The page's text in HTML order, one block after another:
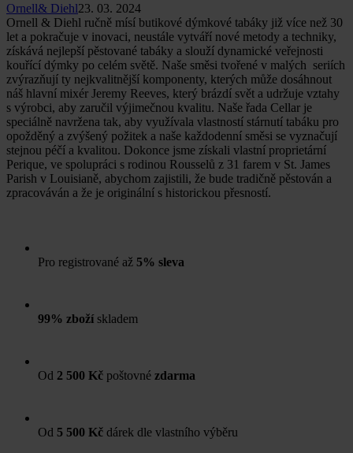
Ornell& Diehl23. 03. 2024
Ornell & Diehl ručně mísí butikové dýmkové tabáky již více než 30
let a pokračuje v inovaci, neustále vytváří nové metody a techniky,
získává nejlepší pěstované tabáky a slouží dynamické veřejnosti
kouřící dýmky po celém světě. Naše směsi tvořené v malých seriích
zvýrazňují ty nejkvalitnější komponenty, kterých může dosáhnout
náš hlavní mixér Jeremy Reeves, který brázdí svět a udržuje vztahy
s výrobci, aby zaručil výjimečnou kvalitu. Naše řada Cellar je
speciálně navržena tak, aby využívala vlastností stárnutí tabáku pro
opožděný a zvýšený požitek a naše každodenní směsi se vyznačují
stejnou péčí a kvalitou. Dokonce jsme získali vlastní proprietární
Perique, ve spolupráci s rodinou Rousselů z 31 farem v St. James
Parish v Louisianě, abychom zajistili, že bude tradičně pěstován a
zpracováván a že je originální s historickou přesností.
Pro registrované až 5% sleva
99% zboží skladem
Od 2 500 Kč poštovné zdarma
Od 5 500 Kč dárek dle vlastního výběru